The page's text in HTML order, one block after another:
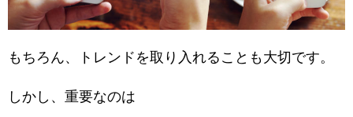
もちろん、トレンドを取り入れることも大切です。
しかし、重要なのは